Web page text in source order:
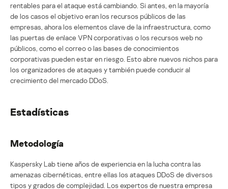
rentables para el ataque está cambiando. Si antes, en la mayoría
de los casos el objetivo eran los recursos públicos de las
empresas, ahora los elementos clave de la infraestructura, como
las puertas de enlace VPN corporativas o los recursos web no
públicos, como el correo o las bases de conocimientos
corporativas pueden estar en riesgo. Esto abre nuevos nichos para
los organizadores de ataques y también puede conducir al
crecimiento del mercado DDoS.
Estadísticas
Metodología
Kaspersky Lab tiene años de experiencia en la lucha contra las
amenazas cibernéticas, entre ellas los ataques DDoS de diversos
tipos y grados de complejidad. Los expertos de nuestra empresa